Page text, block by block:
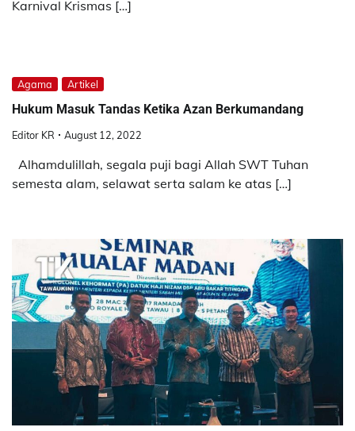
Karnival Krismas […]
Agama Artikel
Hukum Masuk Tandas Ketika Azan Berkumandang
Editor KR August 12, 2022
Alhamdulillah, segala puji bagi Allah SWT Tuhan
semesta alam, selawat serta salam ke atas […]